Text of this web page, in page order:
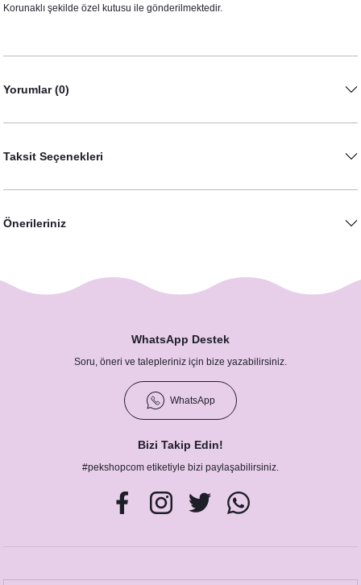
Korunaklı şekilde özel kutusu ile gönderilmektedir.
Yorumlar (0)
Taksit Seçenekleri
Önerileriniz
WhatsApp Destek
Soru, öneri ve talepleriniz için bize yazabilirsiniz.
WhatsApp
Bizi Takip Edin!
#pekshopcom etiketiyle bizi paylaşabilirsiniz.